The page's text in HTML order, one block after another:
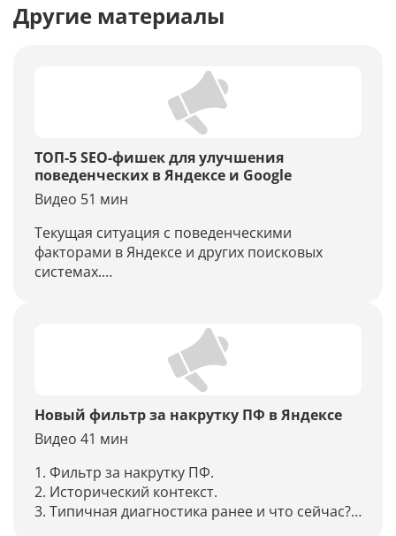
Другие материалы
ТОП-5 SEO-фишек для улучшения
поведенческих в Яндексе и Google
Видео 51 мин
Текущая ситуация с поведенческими
факторами в Яндексе и других поисковых
системах.
- ТОП-5 фишек «белого» улучшения кликовых
поведенческих, которые работают.
Новый фильтр за накрутку ПФ в Яндексе
Видео 41 мин
1. Фильтр за накрутку ПФ.
2. Исторический контекст.
3. Типичная диагностика ранее и что сейчас?